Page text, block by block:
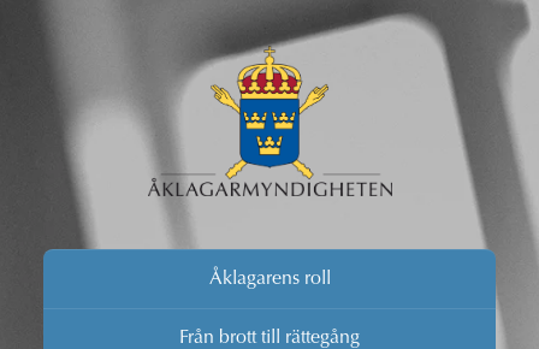
Åklagarens roll
Från brott till rättegång